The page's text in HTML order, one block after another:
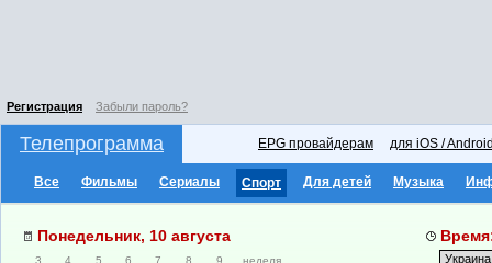
Регистрация Забыли пароль?
Телепрограмма EPG провайдерам для iOS /
Все Фильмы Сериалы Спорт Для детей Музыка
Понедельник, 10 августа
3 4 5 6 7 8 9 неделя